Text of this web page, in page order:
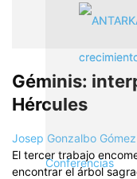
Conferencias
Géminis:
Hércules
Josep Gonzalbo Gómez
El tercer trabajo
encontrar el árbol